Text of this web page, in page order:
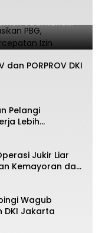
Sosialisasikan
Jadi Kunci
dan PORPROV DKI
Pelangi
Lebih
Jukir Liar
Kemayoran dan
Wagub
DKI Jakarta